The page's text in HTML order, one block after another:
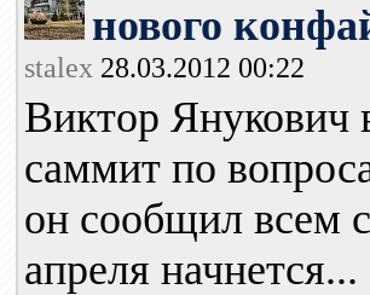
нового
stalex 28.03.2012 00:22
Виктор Янукович
саммит по
он сообщил всем
апреля начнется...